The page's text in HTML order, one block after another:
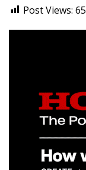
Post Views: 65